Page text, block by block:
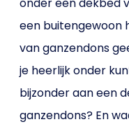
een buitengewoon
van ganzendons
je heerlijk onder
bijzonder aan een
ganzendons? En